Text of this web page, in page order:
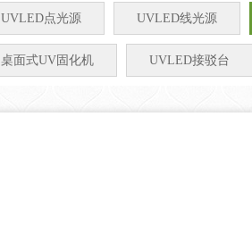
UVLED点光源 UVLED线光源
桌面式UV固化机 UVLED接驳台